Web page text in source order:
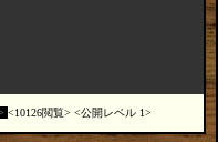
10126閲覧 公開レベル 1